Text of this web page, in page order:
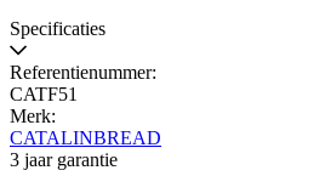
Specificaties
Referentienummer:
CATF51
Merk:
CATALINBREAD
3 jaar garantie